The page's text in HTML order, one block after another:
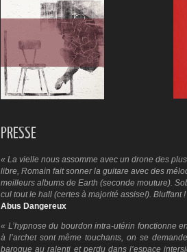
PRESSE
« La vielle nous assomme avec un drone des
libre, Romain fait sonner la guitare avec des
meilleurs albums de Earth (seconde mouture).
cul tout le hall (certes à majorité assise!). Bluffant !
Abus Dangereux
« L’hypnose du bourdon intra-utérin fonctionne
à l’archet sont même touchants, on se
baroque au ralenti et perdu dans l’espace